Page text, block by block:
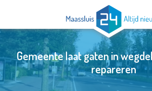
Gemeente laat gaten in
repareren